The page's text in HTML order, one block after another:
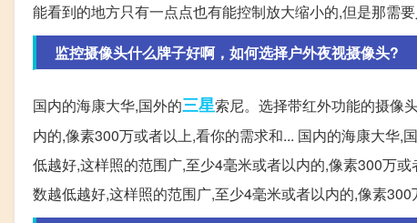
能看到的地方只有一点点也有能控制放大缩小的,但是那需
监控摄像头什么牌子好啊，如何选择户外夜视摄像头?
国内的海康大华,国外的三星索尼。选择带红外功能的摄像
内的,像素300万或者以上,看你的需求和... 国内的海康大华
低越好,这样照的范围广,至少4毫米或者以内的,像素300万
数越低越好,这样照的范围广,至少4毫米或者以内的,像素